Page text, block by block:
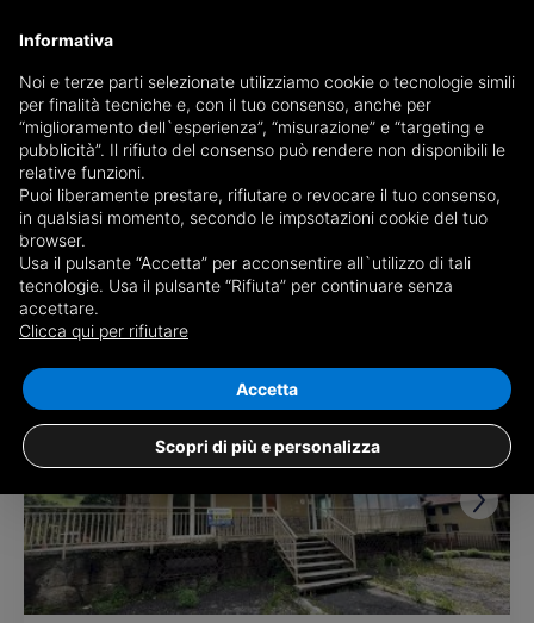
Receive a copy of the newspaper by mail
Choose newspaper
1 result for
Informativa
Noi e terze parti selezionate utilizziamo cookie o tecnologie simili
per finalità tecniche e, con il tuo consenso, anche per
“miglioramento dell`esperienza”, “misurazione” e “targeting e
pubblicità”. Il rifiuto del consenso può rendere non disponibili le
relative funzioni.
Puoi liberamente prestare, rifiutare o revocare il tuo consenso,
in qualsiasi momento, secondo le impsotazioni cookie del tuo
browser.
Usa il pulsante “Accetta” per acconsentire all`utilizzo di tali
tecnologie. Usa il pulsante “Rifiuta” per continuare senza
accettare.
Clicca qui per rifiutare
Scopri di più e personalizza
Accetta